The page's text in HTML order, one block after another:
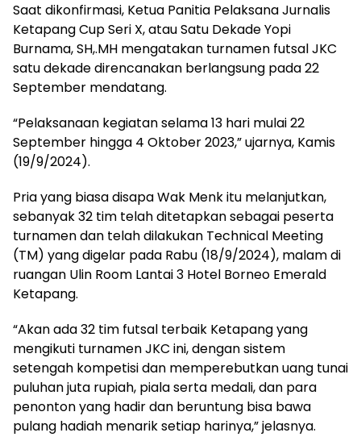
Saat dikonfirmasi, Ketua Panitia Pelaksana Jurnalis
Ketapang Cup Seri X, atau Satu Dekade Yopi
Burnama, SH,.MH mengatakan turnamen futsal JKC
satu dekade direncanakan berlangsung pada 22
September mendatang.
“Pelaksanaan kegiatan selama 13 hari mulai 22
September hingga 4 Oktober 2023,” ujarnya, Kamis
(19/9/2024).
Pria yang biasa disapa Wak Menk itu melanjutkan,
sebanyak 32 tim telah ditetapkan sebagai peserta
turnamen dan telah dilakukan Technical Meeting
(TM) yang digelar pada Rabu (18/9/2024), malam di
ruangan Ulin Room Lantai 3 Hotel Borneo Emerald
Ketapang.
“Akan ada 32 tim futsal terbaik Ketapang yang
mengikuti turnamen JKC ini, dengan sistem
setengah kompetisi dan memperebutkan uang tunai
puluhan juta rupiah, piala serta medali, dan para
penonton yang hadir dan beruntung bisa bawa
pulang hadiah menarik setiap harinya,” jelasnya.